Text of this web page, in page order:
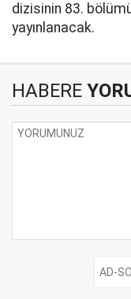
dizisinin 83.
yayınlanacak.
HABERE